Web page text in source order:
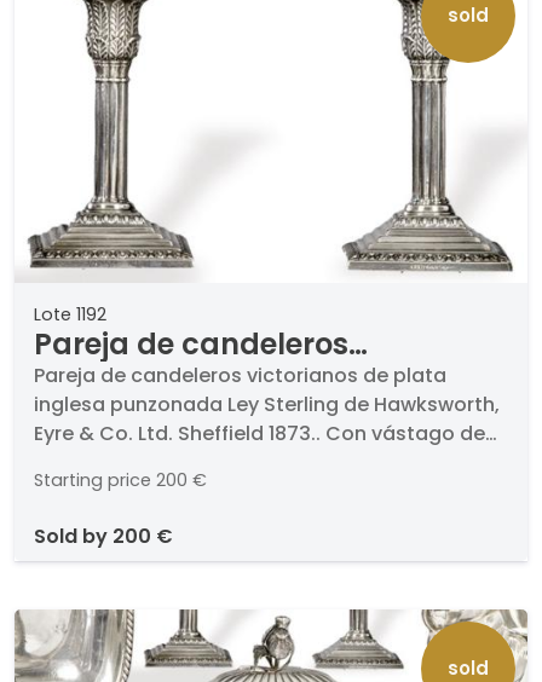
sold
Lote 1192
Pareja de candeleros
victorianos de plata inglesa
punzonada Ley Sterling de
Hawksworth, Eyre & Co. Ltd.
Sheffield 1873.
Pareja de candeleros victorianos de plata
inglesa punzonada Ley Sterling de Hawksworth,
Eyre & Co. Ltd. Sheffield 1873.. Con vástago de
cinceladas.. Altura: 14 cm.
Starting price 200 €
sold by 200 €
sold